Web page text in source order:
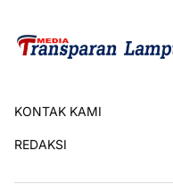
KONTAK KAMI
REDAKSI